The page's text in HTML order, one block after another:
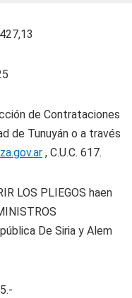
de Contrataciones
de Tunuyán o a través
, C.U.C. 617.
LOS PLIEGOS haen
De Siria y Alem